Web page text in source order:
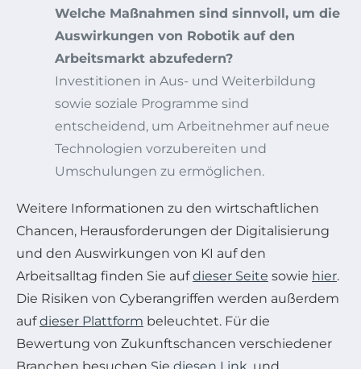
Welche Maßnahmen sind sinnvoll, um die
Auswirkungen von Robotik auf den
Arbeitsmarkt abzufedern?
Investitionen in Aus- und Weiterbildung
sowie soziale Programme sind
entscheidend, um Arbeitnehmer auf neue
Technologien vorzubereiten und
Umschulungen zu ermöglichen.
Weitere Informationen zu den wirtschaftlichen
Chancen, Herausforderungen der Digitalisierung
und den Auswirkungen von KI auf den
Arbeitsalltag finden Sie aufdieser Seite sowie hier.
Die Risiken von Cyberangriffen werden außerdem
aufdieser Plattform beleuchtet. Für die
Bewertung von Zukunftschancen verschiedener